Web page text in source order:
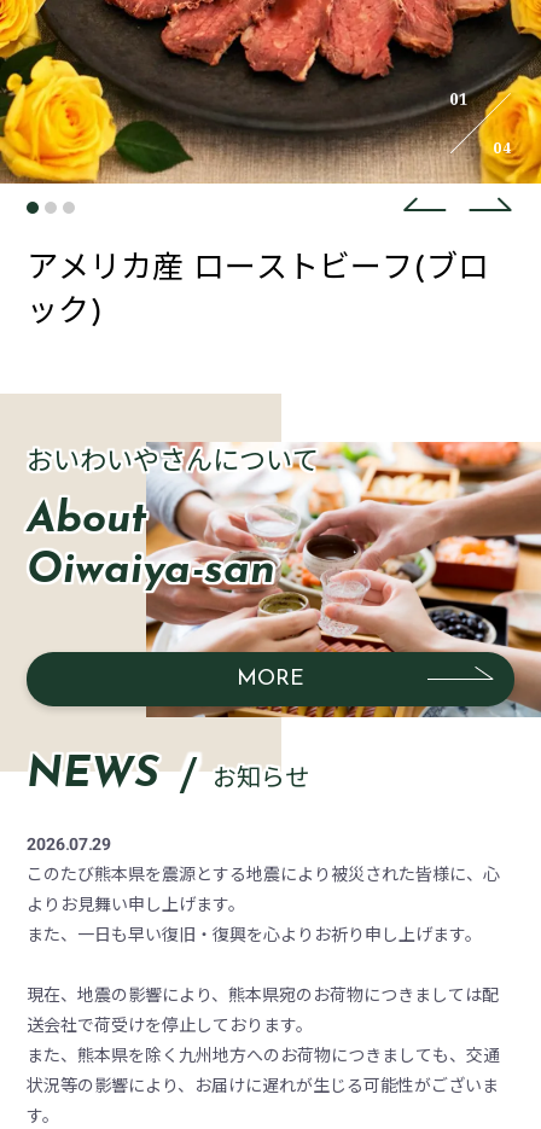
 
アメリカ産 ローストビーフ(ブロ
ック)
おいわいやさんについて
About
Oiwaiya-san
MORE
NEWS お知らせ
2026.07.29
このたび熊本県を震源とする地震により被災された皆様に、心
よりお見舞い申し上げます。
また、一日も早い復旧・復興を心よりお祈り申し上げます。
現在、地震の影響により、熊本県宛のお荷物につきましては配
送会社で荷受けを停止しております。
また、熊本県を除く九州地方へのお荷物につきましても、交通
状況等の影響により、お届けに遅れが生じる可能性がございま
す。